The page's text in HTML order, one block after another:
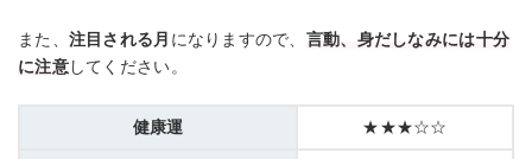
また、 注目される月 になりますので、 言動、身だしなみには十分
に注意してください。
健康運 ★★★☆☆